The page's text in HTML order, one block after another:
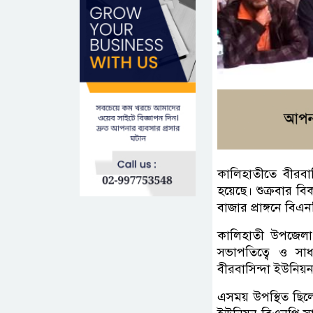
কালিহাতীতে
হয়েছে। শুক্রবার
বাজার প্রাঙ্গনে
কালিহাতী
সভাপতিত্বে ও
বীরবাসিন্দা
এসময় উপস্থিত